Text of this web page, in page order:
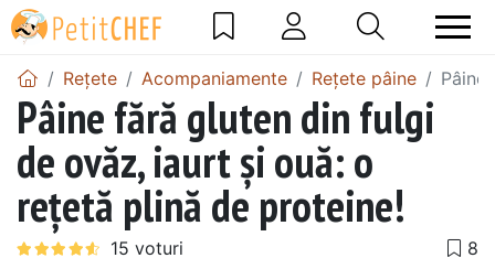
Rețete Acompaniamente Rețete pâine
Pâine fără gluten din fulgi
de ovăz, iaurt și ouă: o
rețetă plină de proteine!